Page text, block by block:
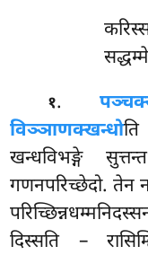
१.
विञ्ञाणक्खन्धो
खन्धविभङ्गे
गणनपरिच्छेदो. तेन न
दिस्सति –